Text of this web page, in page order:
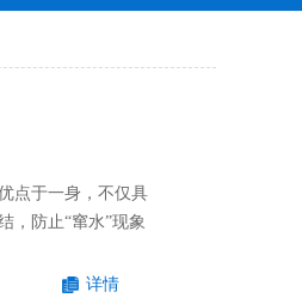
点于一身，不仅具
，防止“窜水”现象
详情